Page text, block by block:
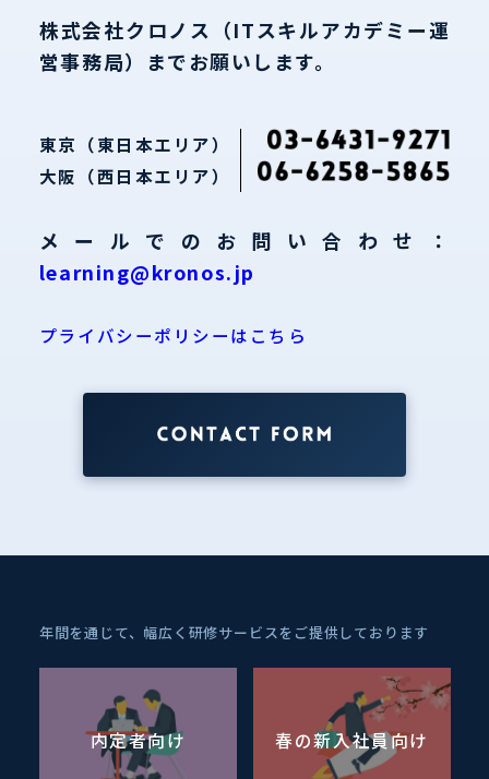
株式会社クロノス（ITスキルアカデミー運
営事務局）までお願いします。
東京（東日本エリア）
大阪（西日本エリア）
メールでのお問い合わせ：
learning@kronos.jp
プライバシーポリシーはこちら
年間を通じて、幅広く研修サービスをご提供しております
内定者向け 春の新入社員向け